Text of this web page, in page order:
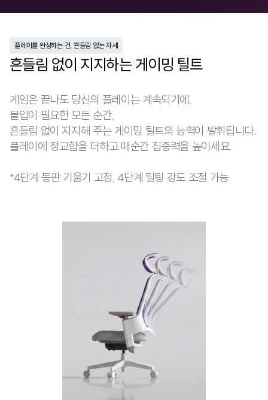
플레이를 완성하는 건, 흔들림 없는 자세
흔들림 없이 지지하는 게이밍 틸트
게임은 끝나도 당신의 플레이는 계속되기에.
몰입이 필요한 모든 순간,
흔들림 없이 지지해 주는 게이밍 틸트의 능력이 발휘됩니다.
플레이에 정교함을 더하고 매순간 집중력을 높이세요.
*4단계 등판 기울기 고정, 4단계 틸팅 강도 조절 가능